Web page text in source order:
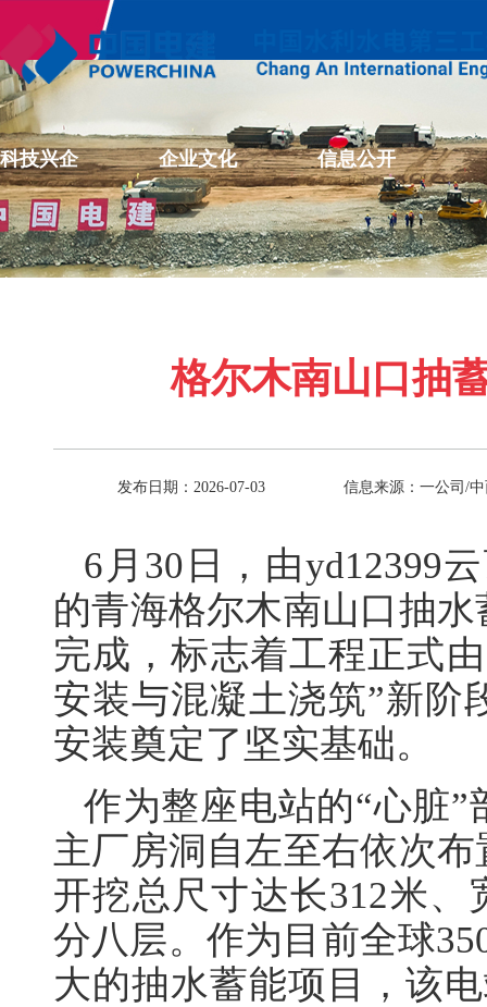
科技兴企 企业文化 信息公开
格尔木南山口抽
发布日期：2026-07-03 信息来源：一公司/
6月30日，由yd12399
的青海格尔木南山口抽
完成，标志着工程正式
安装与混凝土浇筑”新阶
安装奠定了坚实基础。
作为整座电站的“心脏
主厂房洞自左至右依次
开挖总尺寸达长312米、
分八层。作为目前全球
大的抽水蓄能项目，该